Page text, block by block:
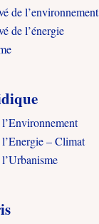
de l’environnement
de l’énergie
– Climat